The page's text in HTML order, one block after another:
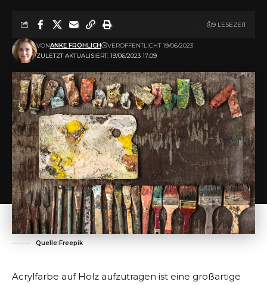
ZULETZT AKTUALISIERT: 19/06/2023 17:09
VONANKE FRÖHLICH VERÖFFENTLICHT 19/06/2023
9 LESEZEIT
Quelle:Freepik
Acrylfarbe auf Holz aufzutragen ist eine großartige